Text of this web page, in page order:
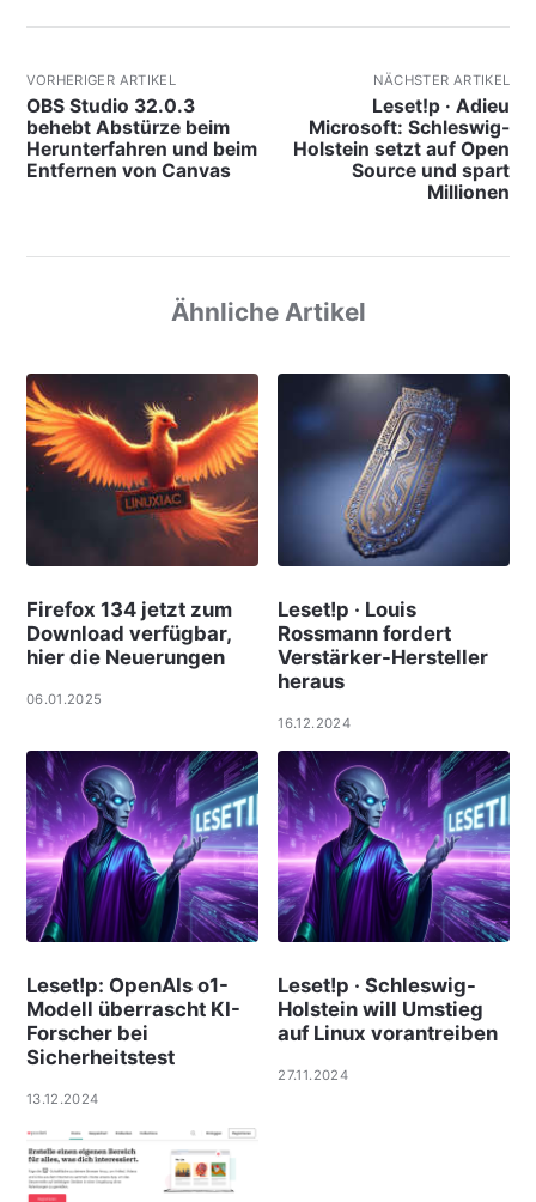
VORHERIGER ARTIKEL
OBS Studio 32.0.3
behebt Abstürze beim
Herunterfahren und beim
Entfernen von Canvas
NÄCHSTER ARTIKEL
Leset!p · Adieu
Microsoft: Schleswig-
Holstein setzt auf Open
Source und spart
Millionen
Ähnliche Artikel
Firefox 134 jetzt zum
Download verfügbar,
hier die Neuerungen
06.01.2025
Leset!p · Louis
Rossmann fordert
Verstärker-Hersteller
heraus
16.12.2024
Leset!p: OpenAIs o1-
Modell überrascht KI-
Forscher bei
Sicherheitstest
13.12.2024
Leset!p · Schleswig-
Holstein will Umstieg
auf Linux vorantreiben
27.11.2024